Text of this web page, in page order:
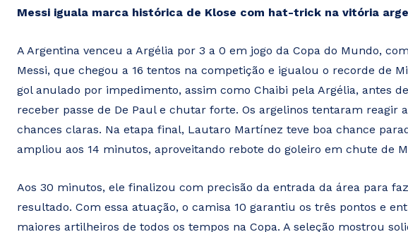
Messi iguala marca histórica de Klose com hat-trick na vitória
A Argentina venceu a Argélia por 3 a 0 em jogo da Copa do Mundo,
Messi, que chegou a 16 tentos na competição e igualou o recorde de
gol anulado por impedimento, assim como Chaibi pela Argélia, antes
receber passe de De Paul e chutar forte. Os argelinos tentaram reagir
chances claras. Na etapa final, Lautaro Martínez teve boa chance
ampliou aos 14 minutos, aproveitando rebote do goleiro em chute de
Aos 30 minutos, ele finalizou com precisão da entrada da área para
resultado. Com essa atuação, o camisa 10 garantiu os três pontos e
maiores artilheiros de todos os tempos na Copa. A seleção mostrou